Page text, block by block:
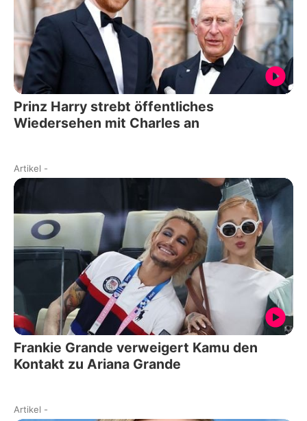
Prinz Harry strebt öffentliches
Wiedersehen mit Charles an
Artikel -
Frankie Grande verweigert Kamu den
Kontakt zu Ariana Grande
Artikel -